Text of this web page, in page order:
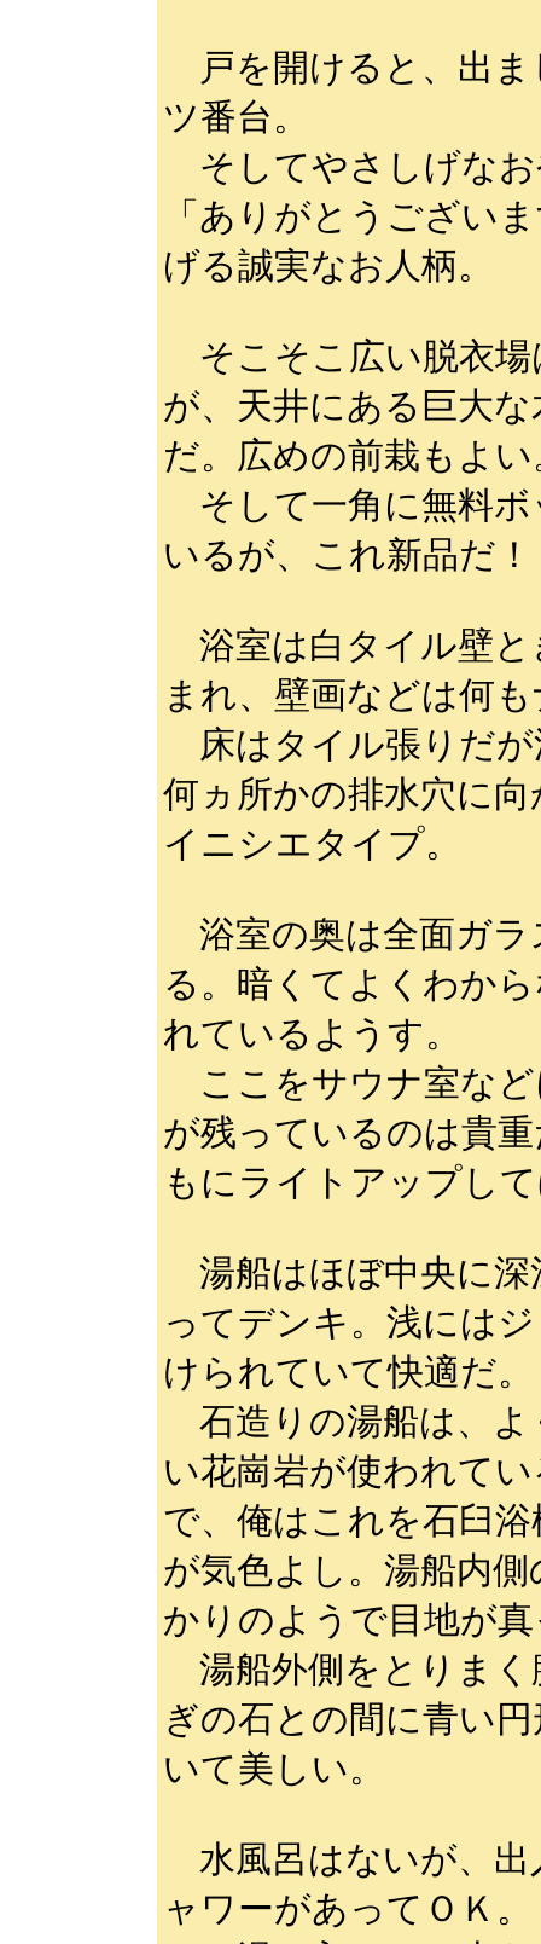
戸を開けると、出
ツ番台。
そしてやさしげなお
「ありがとうござい
げる誠実なお人柄。
そこそこ広い脱衣場
が、天井にある巨大
だ。広めの前栽もよい
そして一角に無料ボ
いるが、これ新品だ！
浴室は白タイル壁と
まれ、壁画などは何
床はタイル張りだが
何ヵ所かの排水穴に
イニシエタイプ。
浴室の奥は全面ガラ
る。暗くてよくわか
れているようす。
ここをサウナ室など
が残っているのは貴
もにライトアップし
湯船はほぼ中央に深
ってデンキ。浅には
けられていて快適だ。
石造りの湯船は、よ
い花崗岩が使われて
で、俺はこれを石臼
が気色よし。湯船内
かりのようで目地が
湯船外側をとりまく
ぎの石との間に青い
いて美しい。
水風呂はないが、出
ャワーがあってＯＫ。